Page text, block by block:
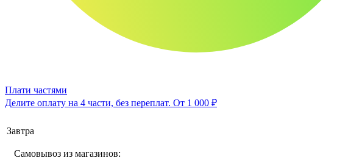
Плати частями
Делите оплату на 4 части, без переплат. От 1 000 ₽
Завтра
Самовывоз из магазинов: